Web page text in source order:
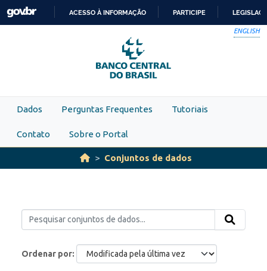
Skip to main content
PARA
O
CONTEÚDO
ACESSO À INFORMAÇÃO PARTICIPE
ENGLISH
Dados Perguntas Frequentes Tutoriais
Contato Sobre o Portal
Conjuntos de dados
Ordenar por